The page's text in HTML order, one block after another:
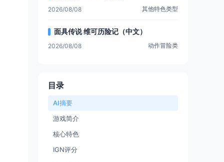
2026/08/08 其他特色类型
面具传说 维可历险记（中文）
2026/08/08 动作冒险类
目录
AI摘要
游戏简介
核心特色
IGN评分